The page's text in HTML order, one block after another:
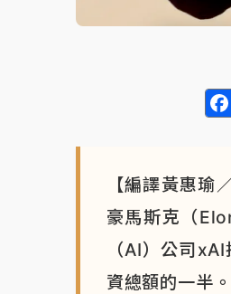
【編譯黃惠
豪馬斯克（
（AI）公司
資總額的一半。